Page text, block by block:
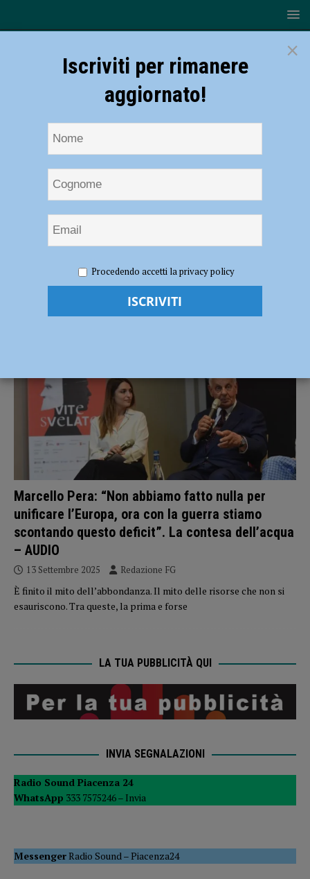
Marcello Pera: “Non abbiamo fatto nulla per
unificare l’Europa, ora con la guerra stiamo
scontando questo deficit”. La contesa dell’acqua
– AUDIO
13 Settembre 2025 Redazione FG
È finito il mito dell’abbondanza. Il mito delle risorse che non si
esauriscono. Tra queste, la prima e forse
LA TUA PUBBLICITÀ QUI
INVIA SEGNALAZIONI
Radio Sound Piacenza 24
WhatsApp 333 7575246 – Invia
MessengerRadio Sound–Piacenza24
×
Iscriviti per rimanere
aggiornato!
Procedendo accetti la privacy policy